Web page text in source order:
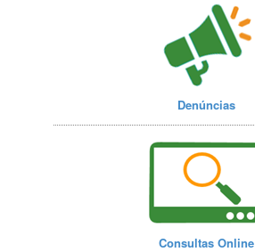
Denúncias
Consultas Online